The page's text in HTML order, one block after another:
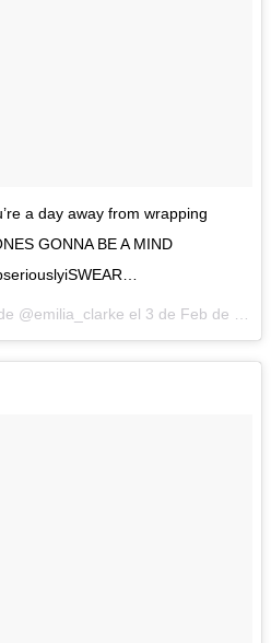
a day away from wrapping
GONNA BE A MIND
@emilia_clarke el 3 de Feb de 2017 a la(s) 5:49 PST